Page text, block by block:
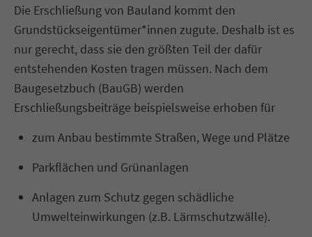
Die Erschließung von Bauland kommt den
Grundstückseigentümer*innen zugute. Deshalb ist es
nur gerecht, dass sie den größten Teil der dafür
entstehenden Kosten tragen müssen. Nach dem
Baugesetzbuch (BauGB) werden
Erschließungsbeiträge beispielsweise erhoben für
zum Anbau bestimmte Straßen, Wege und Plätze
Parkflächen und Grünanlagen
Anlagen zum Schutz gegen schädliche
Umwelteinwirkungen (z.B. Lärmschutzwälle).